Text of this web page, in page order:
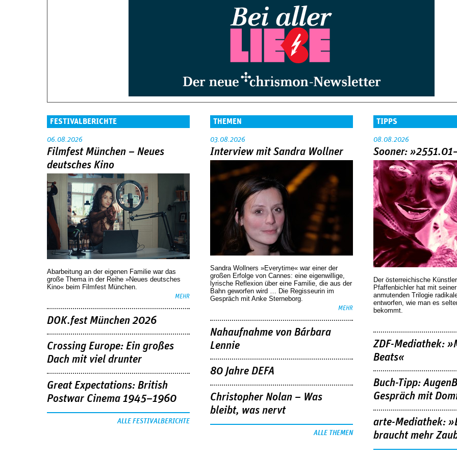
FESTIVALBERICHTE
06.08.2026
Filmfest München – Neues
deutsches Kino
Abarbeitung an der eigenen Familie war das
große Thema in der Reihe »Neues deutsches
Kino« beim Filmfest München.
MEHR
DOK.fest München 2026
Crossing Europe: Ein großes
Dach mit viel drunter
Great Expectations: British
Postwar Cinema 1945–1960
ALLE FESTIVALBERICHTE
THEMEN
03.08.2026
Interview mit Sandra Wollner
Sandra Wollners »Everytime« war einer der
großen Erfolge von Cannes: eine eigenwillige,
lyrische Reflexion über eine ­Familie, die aus der
Bahn geworfen wird … Die Regisseurin im
Gespräch mit Anke Sterneborg.
MEHR
Nahaufnahme von Bárbara
Lennie
80 Jahre DEFA
Christopher Nolan – Was
bleibt, was nervt
ALLE THEMEN
TIPPS
08.08.2026
Sooner:
Der österreichische
Pfaffenbichler hat mit
anmutenden Trilogie
entworfen, wie man es
bekommt.
ZDF-Mediathek:
Beats«
Buch-Tipp:
Gespräch mit
arte-Mediathek:
braucht mehr